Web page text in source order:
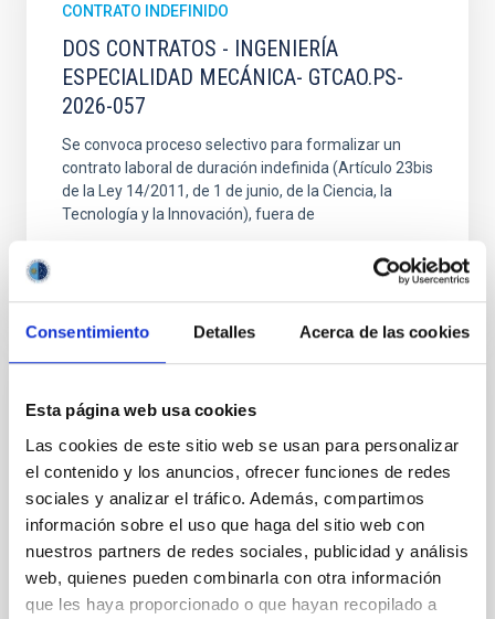
Consentimiento Detalles Acerca de las cookies
Esta página web usa cookies
Las cookies de este sitio web se usan para personalizar
el contenido y los anuncios, ofrecer funciones de redes
sociales y analizar el tráfico. Además, compartimos
información sobre el uso que haga del sitio web con
nuestros partners de redes sociales, publicidad y análisis
web, quienes pueden combinarla con otra información
que les haya proporcionado o que hayan recopilado a
CONTRATO INDEFINIDO
DOS CONTRATOS - INGENIERÍA
ESPECIALIDAD MECÁNICA- GTCAO.PS-
2026-057
Se convoca proceso selectivo para formalizar un
contrato laboral de duración indefinida (Artículo 23bis
de la Ley 14/2011, de 1 de junio, de la Ciencia, la
Tecnología y la Innovación), fuera de
FIJO TURNO LIBRE
UN CONTRATO - TÉCNICO/A DE TALLER -
ESPECIALIDAD MECÁNICA- FIJO
LABORAL - PS-2026-032
Se convoca proceso selectivo para el ingreso, como
personal laboral fijo, de un puesto de trabajo con la
categoría profesional de Técnico/a de Taller, acogido
al Convenio y que tendrá, entre otras